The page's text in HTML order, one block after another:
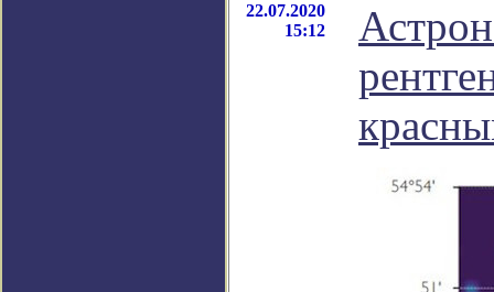
22.07.2020
15:12